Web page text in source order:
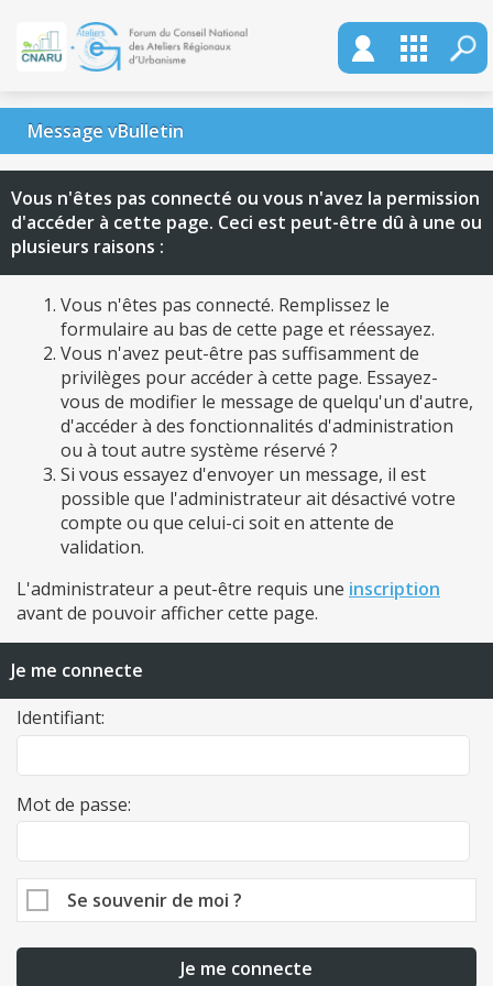
Message vBulletin
Vous n'êtes pas connecté ou vous n'avez la permission
d'accéder à cette page. Ceci est peut-être dû à une ou
plusieurs raisons :
Vous n'êtes pas connecté. Remplissez le
formulaire au bas de cette page et réessayez.
Vous n'avez peut-être pas suffisamment de
privilèges pour accéder à cette page. Essayez-
vous de modifier le message de quelqu'un d'autre,
d'accéder à des fonctionnalités d'administration
ou à tout autre système réservé ?
Si vous essayez d'envoyer un message, il est
possible que l'administrateur ait désactivé votre
compte ou que celui-ci soit en attente de
validation.
L'administrateur a peut-être requis une inscription
avant de pouvoir afficher cette page.
Je me connecte
Identifiant:
Mot de passe:
Se souvenir de moi ?
Je me connecte